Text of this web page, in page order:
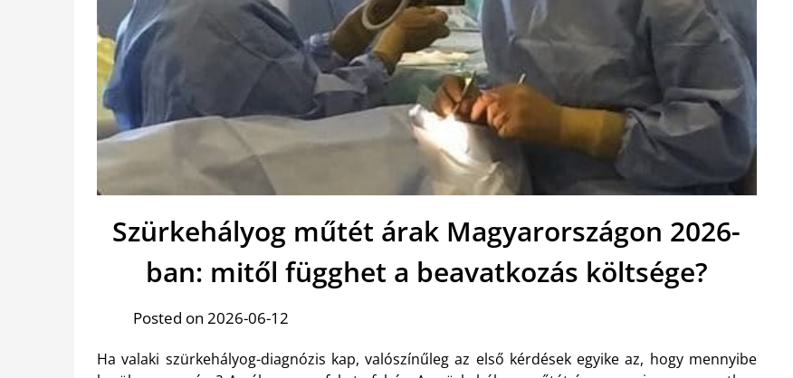
Szürkehályog műtét árak Magyarországon 2026-
ban: mitől függhet a beavatkozás költsége?
Posted on 2026-06-12
Ha valaki szürkehályog-diagnózis kap, valószínűleg az első kérdések egyike az, hogy mennyibe